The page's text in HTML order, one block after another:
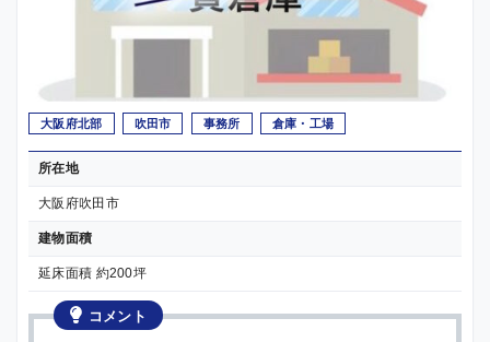
大阪府北部 吹田市 事務所 倉庫・工場
所在地
大阪府吹田市
建物面積
延床面積 約200坪
コメント